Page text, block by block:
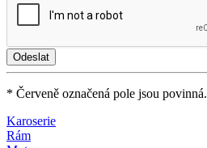
* Červeně označená pole jsou povinná.
Karoserie
Rám